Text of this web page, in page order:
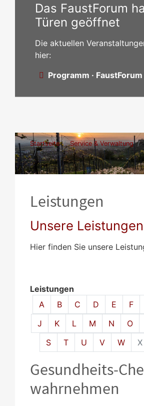
Das FaustForum
Türen geöffnet
Die aktuellen
hier:
Programm · FaustForum
Startseite Service & Verwaltung
Leistungen
Leistungen
Unsere Leistungen
Hier finden Sie unsere
Leistungen
Alphabetisches Register
A B C D E F
J
K L M N O
S
T U V W X
Gesundheits-
wahrnehmen